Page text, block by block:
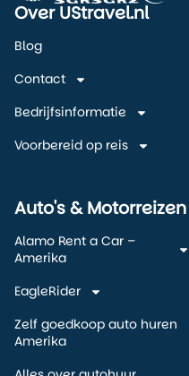
Over UStravel.nl
Blog
Contact
Bedrijfsinformatie
Voorbereid op reis
Auto's & Motorreizen
Alamo Rent a Car –
Amerika
EagleRider
Zelf goedkoop auto huren
Amerika